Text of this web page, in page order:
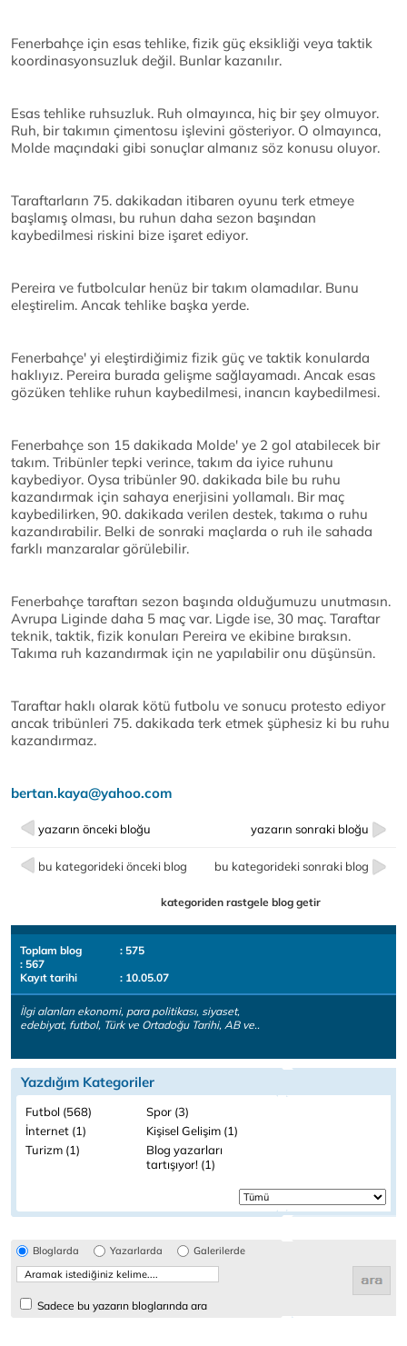
Fenerbahçe için esas tehlike, fizik güç eksikliği veya taktik
koordinasyonsuzluk değil. Bunlar kazanılır.
Esas tehlike ruhsuzluk. Ruh olmayınca, hiç bir şey olmuyor.
Ruh, bir takımın çimentosu işlevini gösteriyor. O olmayınca,
Molde maçındaki gibi sonuçlar almanız söz konusu oluyor.
Taraftarların 75. dakikadan itibaren oyunu terk etmeye
başlamış olması, bu ruhun daha sezon başından
kaybedilmesi riskini bize işaret ediyor.
Pereira ve futbolcular henüz bir takım olamadılar. Bunu
eleştirelim. Ancak tehlike başka yerde.
Fenerbahçe' yi eleştirdiğimiz fizik güç ve taktik konularda
haklıyız. Pereira burada gelişme sağlayamadı. Ancak esas
gözüken tehlike ruhun kaybedilmesi, inancın kaybedilmesi.
Fenerbahçe son 15 dakikada Molde' ye 2 gol atabilecek bir
takım. Tribünler tepki verince, takım da iyice ruhunu
kaybediyor. Oysa tribünler 90. dakikada bile bu ruhu
kazandırmak için sahaya enerjisini yollamalı. Bir maç
kaybedilirken, 90. dakikada verilen destek, takıma o ruhu
kazandırabilir. Belki de sonraki maçlarda o ruh ile sahada
farklı manzaralar görülebilir.
Fenerbahçe taraftarı sezon başında olduğumuzu unutmasın.
Avrupa Liginde daha 5 maç var. Ligde ise, 30 maç. Taraftar
teknik, taktik, fizik konuları Pereira ve ekibine bıraksın.
Takıma ruh kazandırmak için ne yapılabilir onu düşünsün.
Taraftar haklı olarak kötü futbolu ve sonucu protesto ediyor
ancak tribünleri 75. dakikada terk etmek şüphesiz ki bu ruhu
kazandırmaz.
bertan.kaya@yahoo.com
yazarın önceki bloğu yazarın sonraki bloğu
bu kategorideki önceki blog bu kategorideki sonraki blog
kategoriden rastgele blog getir
Toplam blog
: 575
: 567
Kayıt tarihi
: 10.05.07
İlgi alanları ekonomi, para politikası, siyaset,
edebiyat, futbol, Türk ve Ortadoğu Tarihi, AB ve..
Yazdığım Kategoriler
Futbol (568)
Spor (3)
İnternet (1)
Kişisel Gelişim (1)
Turizm (1)
Blog yazarları
tartışıyor! (1)
Bloglarda Yazarlarda Galerilerde
Sadece bu yazarın bloglarında ara